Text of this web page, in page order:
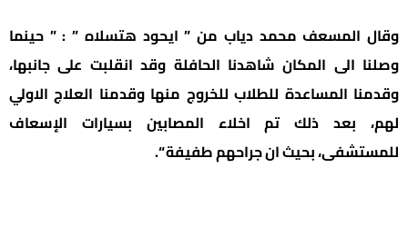
وقال المسعف محمد دياب من ” ايحود هتسلاه ” : ” حينما
وصلنا الى المكان شاهدنا الحافلة وقد انقلبت على جانبها،
وقدمنا المساعدة للطلاب للخروج منها وقدمنا العلاج الاولي
لهم، بعد ذلك تم اخلاء المصابين بسيارات الإسعاف
للمستشفى، بحيث ان جراحهم طفيفة “.